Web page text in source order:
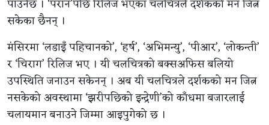
पाउनेछ । ‘परान’पछि रिलिज भएका चलचित्रले दर्शकको मन जित्न
सकेका छैनन् ।
मंसिरमा ‘लडाइँ पहिचानको’, ‘हर्ष’, ‘अभिमन्यु’, ‘पीआर’, ‘लोकन्ती’
र ‘चिराग’ रिलिज भए । यी चलचित्रको बक्सअफिस बलियो
उपस्थिति जनाउन सकेनन् । अब यी चलचित्रले दर्शकको मन जित्न
नसकेको अवस्थामा ‘झरीपछिको इन्द्रेणी’को काँधमा बजारलाई
चलायमान बनाउने जिम्मा आइपुगेको छ ।